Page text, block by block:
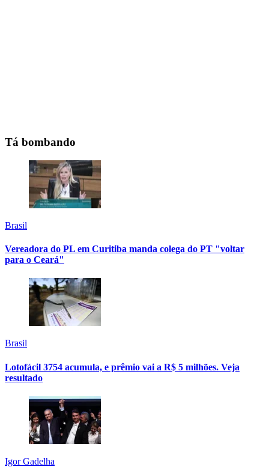
Tá bombando
Brasil
Vereadora do PL em Curitiba manda colega do PT "voltar
para o Ceará"
Brasil
Lotofácil 3754 acumula, e prêmio vai a R$ 5 milhões. Veja
resultado
Igor Gadelha